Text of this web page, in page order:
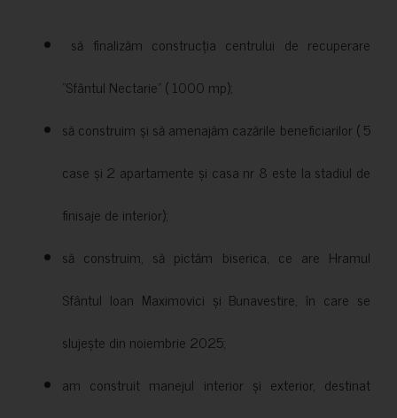
să finalizăm construcția centrului de recuperare
”Sfântul Nectarie” ( 1000 mp);
să construim și să amenajăm cazările beneficiarilor ( 5
case și 2 apartamente și casa nr 8 este la stadiul de
finisaje de interior);
să construim, să pictăm biserica, ce are Hramul
Sfântul Ioan Maximovici și Bunavestire, în care se
slujește din noiembrie 2025;
am construit manejul interior și exterior, destinat